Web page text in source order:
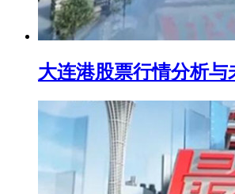
大连港股票行情分析与